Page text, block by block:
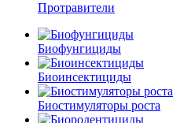
Протравители
Биофунгициды
Биоинсектициды
Биостимуляторы роста